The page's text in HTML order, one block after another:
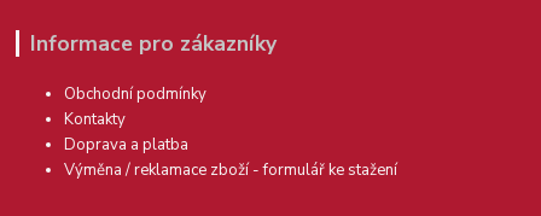
Informace pro zákazníky
Obchodní podmínky
Kontakty
Doprava a platba
Výměna / reklamace zboží - formulář ke stažení